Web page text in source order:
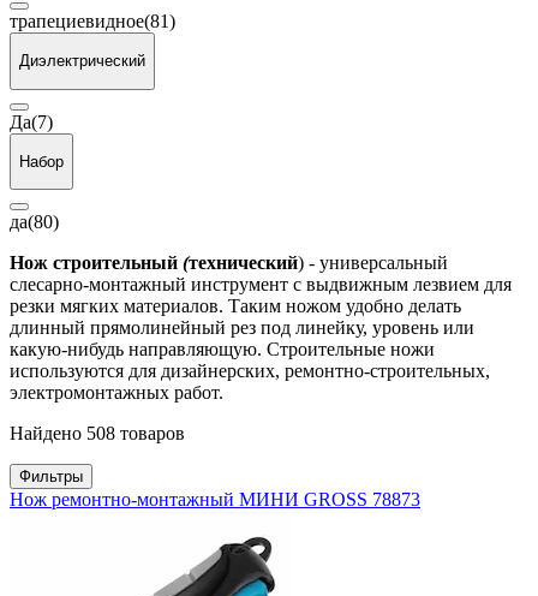
трапециевидное(81)
Диэлектрический
Да(7)
Набор
да(80)
Нож строительный (технический) - универсальный
слесарно-монтажный инструмент с выдвижным лезвием для
резки мягких материалов. Таким ножом удобно делать
длинный прямолинейный рез под линейку, уровень или
какую-нибудь направляющую. Строительные ножи
используются для дизайнерских, ремонтно-строительных,
электромонтажных работ.
Найдено 508 товаров
Фильтры
Нож ремонтно-монтажный МИНИ GROSS 78873